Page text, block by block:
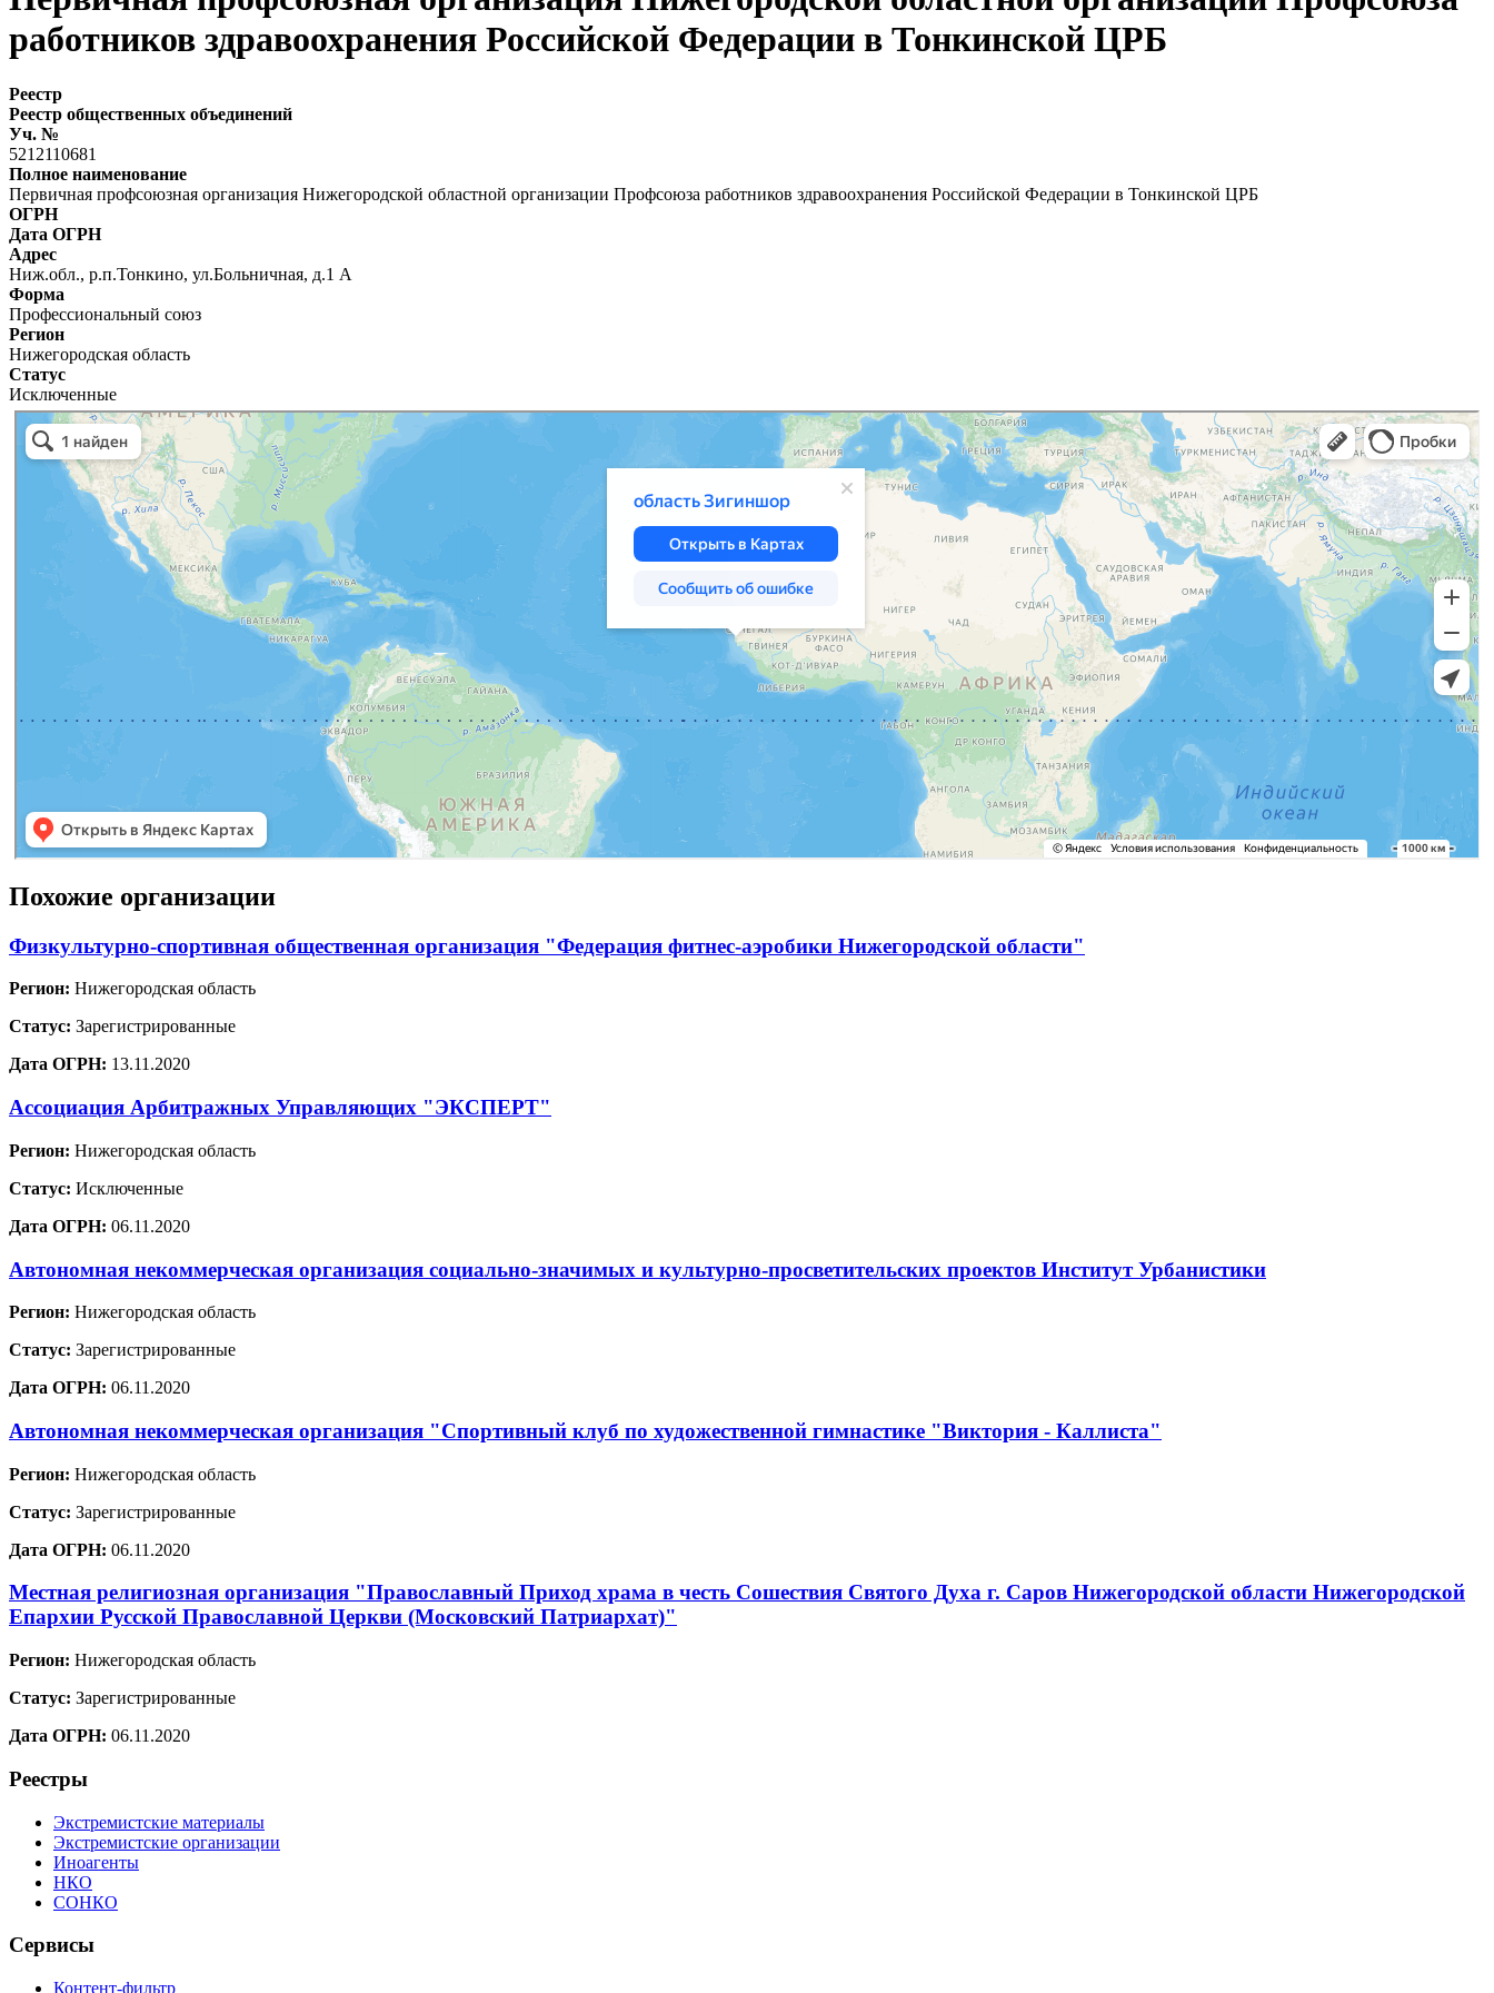
работников здравоохранения Российской Федерации в Тонкинской ЦРБ
Реестр
Реестр общественных объединений
Уч. №
5212110681
Полное наименование
Первичная профсоюзная организация Нижегородской областной организации Профсоюза работников здравоохранения Российской Федерации в Тонкинской ЦРБ
ОГРН
Дата ОГРН
Адрес
Ниж.обл., р.п.Тонкино, ул.Больничная, д.1 А
Форма
Профессиональный союз
Регион
Нижегородская область
Статус
Исключенные
Похожие организации
Физкультурно-спортивная общественная организация "Федерация фитнес-аэробики Нижегородской области"
Регион: Нижегородская область
Статус: Зарегистрированные
Дата ОГРН: 13.11.2020
Ассоциация Арбитражных Управляющих "ЭКСПЕРТ"
Регион: Нижегородская область
Статус: Исключенные
Дата ОГРН: 06.11.2020
Автономная некоммерческая организация социально-значимых и культурно-просветительских проектов Институт Урбанистики
Регион: Нижегородская область
Статус: Зарегистрированные
Дата ОГРН: 06.11.2020
Автономная некоммерческая организация "Спортивный клуб по художественной гимнастике "Виктория - Каллиста"
Регион: Нижегородская область
Статус: Зарегистрированные
Дата ОГРН: 06.11.2020
Местная религиозная организация "Православный Приход храма в честь Сошествия Святого Духа г. Саров Нижегородской области Нижегородской
Епархии Русской Православной Церкви (Московский Патриархат)"
Регион: Нижегородская область
Статус: Зарегистрированные
Дата ОГРН: 06.11.2020
Реестры
Экстремистские материалы
Экстремистские организации
Иноагенты
НКО
СОНКО
Сервисы
Контент-фильтр